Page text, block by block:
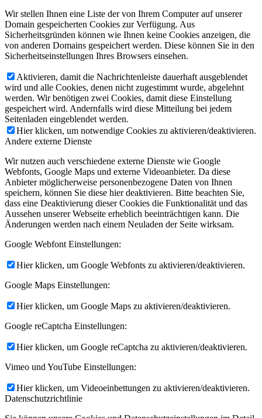
Wir stellen Ihnen eine Liste der von Ihrem Computer auf unserer
Domain gespeicherten Cookies zur Verfügung. Aus
Sicherheitsgründen können wie Ihnen keine Cookies anzeigen, die
von anderen Domains gespeichert werden. Diese können Sie in den
Sicherheitseinstellungen Ihres Browsers einsehen.
Aktivieren, damit die Nachrichtenleiste dauerhaft ausgeblendet
wird und alle Cookies, denen nicht zugestimmt wurde, abgelehnt
werden. Wir benötigen zwei Cookies, damit diese Einstellung
gespeichert wird. Andernfalls wird diese Mitteilung bei jedem
Seitenladen eingeblendet werden.
Hier klicken, um notwendige Cookies zu aktivieren/deaktivieren.
Andere externe Dienste
Wir nutzen auch verschiedene externe Dienste wie Google
Webfonts, Google Maps und externe Videoanbieter. Da diese
Anbieter möglicherweise personenbezogene Daten von Ihnen
speichern, können Sie diese hier deaktivieren. Bitte beachten Sie,
dass eine Deaktivierung dieser Cookies die Funktionalität und das
Aussehen unserer Webseite erheblich beeinträchtigen kann. Die
Änderungen werden nach einem Neuladen der Seite wirksam.
Google Webfont Einstellungen:
Hier klicken, um Google Webfonts zu aktivieren/deaktivieren.
Google Maps Einstellungen:
Hier klicken, um Google Maps zu aktivieren/deaktivieren.
Google reCaptcha Einstellungen:
Hier klicken, um Google reCaptcha zu aktivieren/deaktivieren.
Vimeo und YouTube Einstellungen:
Hier klicken, um Videoeinbettungen zu aktivieren/deaktivieren.
Datenschutzrichtlinie